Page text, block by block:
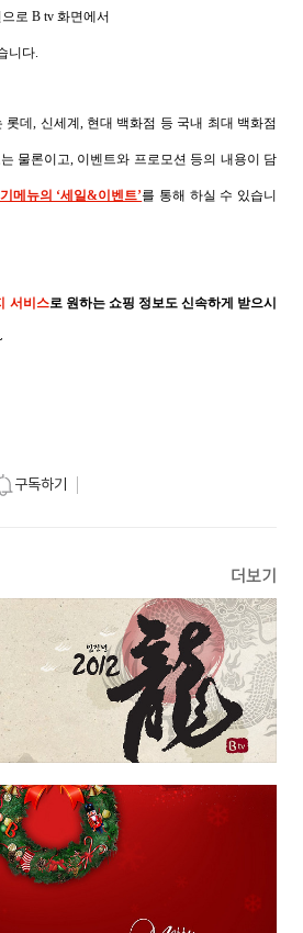
로 B tv 화면에서
니다.
데, 신세계, 현대 백화점 등 국내 최대 백화점
물론이고, 이벤트와 프로모션 등의 내용이 담
메뉴의 ‘세일&이벤트’를 통해 하실 수 있습니
서비스로 원하는 쇼핑 정보도 신속하게 받으시
구독하기
더보기